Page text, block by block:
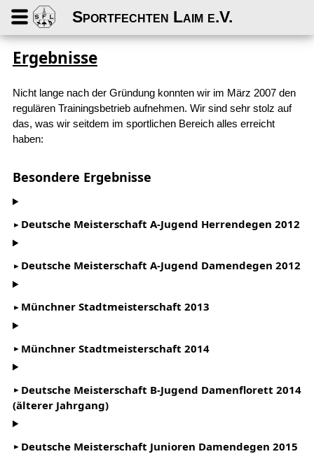
Sportfechten Laim e.V.
Ergebnisse
Nicht lange nach der Gründung konnten wir im März 2007 den
regulären Trainingsbetrieb aufnehmen. Wir sind sehr stolz auf
das, was wir seitdem im sportlichen Bereich alles erreicht
haben:
Besondere Ergebnisse
Deutsche Meisterschaft A-Jugend Herrendegen 2012
Deutsche Meisterschaft A-Jugend Damendegen 2012
Münchner Stadtmeisterschaft 2013
Münchner Stadtmeisterschaft 2014
Deutsche Meisterschaft B-Jugend Damenflorett 2014
(älterer Jahrgang)
Deutsche Meisterschaft Junioren Damendegen 2015